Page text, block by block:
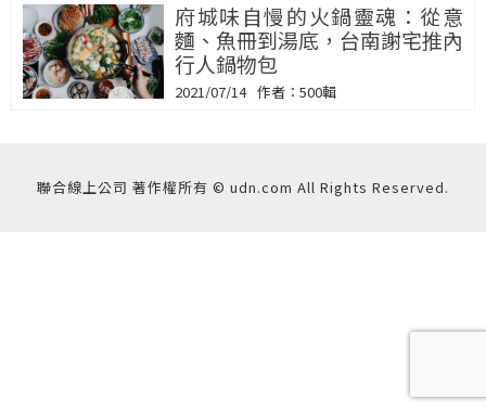
府城味自慢的火鍋靈魂：從意
麵、魚冊到湯底，台南謝宅推內
行人鍋物包
2021/07/14 500輯
聯合線上公司 著作權所有 © udn.com All Rights Reserved.